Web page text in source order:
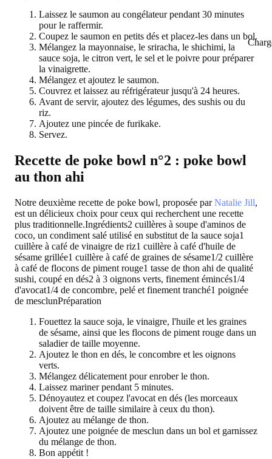
Laissez le saumon au congélateur pendant 30 minutes
pour le raffermir.
Coupez le saumon en petits dés et placez-les dans un bol.
Mélangez la mayonnaise, le sriracha, le shichimi, la
sauce soja, le citron vert, le sel et le poivre pour préparer
la vinaigrette.
Mélangez et ajoutez le saumon.
Couvrez et laissez au réfrigérateur jusqu'à 24 heures.
Avant de servir, ajoutez des légumes, des sushis ou du
riz.
Ajoutez une pincée de furikake.
Servez.
Recette de poke bowl n°2 : poke bowl
au thon ahi
Notre deuxième recette de poke bowl, proposée parNatalie Jill,
est un délicieux choix pour ceux qui recherchent une recette
plus traditionnelle.Ingrédients2 cuillères à soupe d'aminos de
coco, un condiment salé utilisé en substitut de la sauce soja1
cuillère à café de vinaigre de riz1 cuillère à café d'huile de
sésame grillée1 cuillère à café de graines de sésame1/2 cuillère
à café de flocons de piment rouge1 tasse de thon ahi de qualité
sushi, coupé en dés2 à 3 oignons verts, finement émincés1/4
d'avocat1/4 de concombre, pelé et finement tranché1 poignée
de mesclunPréparation
Fouettez la sauce soja, le vinaigre, l'huile et les graines
de sésame, ainsi que les flocons de piment rouge dans un
saladier de taille moyenne.
Ajoutez le thon en dés, le concombre et les oignons
verts.
Mélangez délicatement pour enrober le thon.
Laissez mariner pendant 5 minutes.
Dénoyautez et coupez l'avocat en dés (les morceaux
doivent être de taille similaire à ceux du thon).
Ajoutez au mélange de thon.
Ajoutez une poignée de mesclun dans un bol et garnissez
du mélange de thon.
Bon appétit !